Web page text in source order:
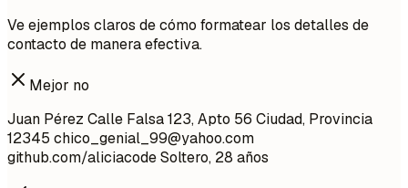
Ve ejemplos claros de cómo formatear los detalles de
contacto de manera efectiva.
Mejor no
Juan Pérez Calle Falsa 123, Apto 56 Ciudad, Provincia
12345 chico_genial_99@yahoo.com
github.com/aliciacode Soltero, 28 años